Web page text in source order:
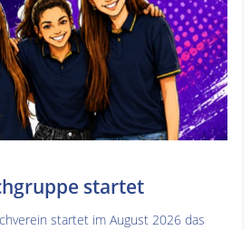
startet
startet im August 2026 das